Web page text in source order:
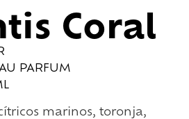
Coral
PARFUM
marinos, toronja,